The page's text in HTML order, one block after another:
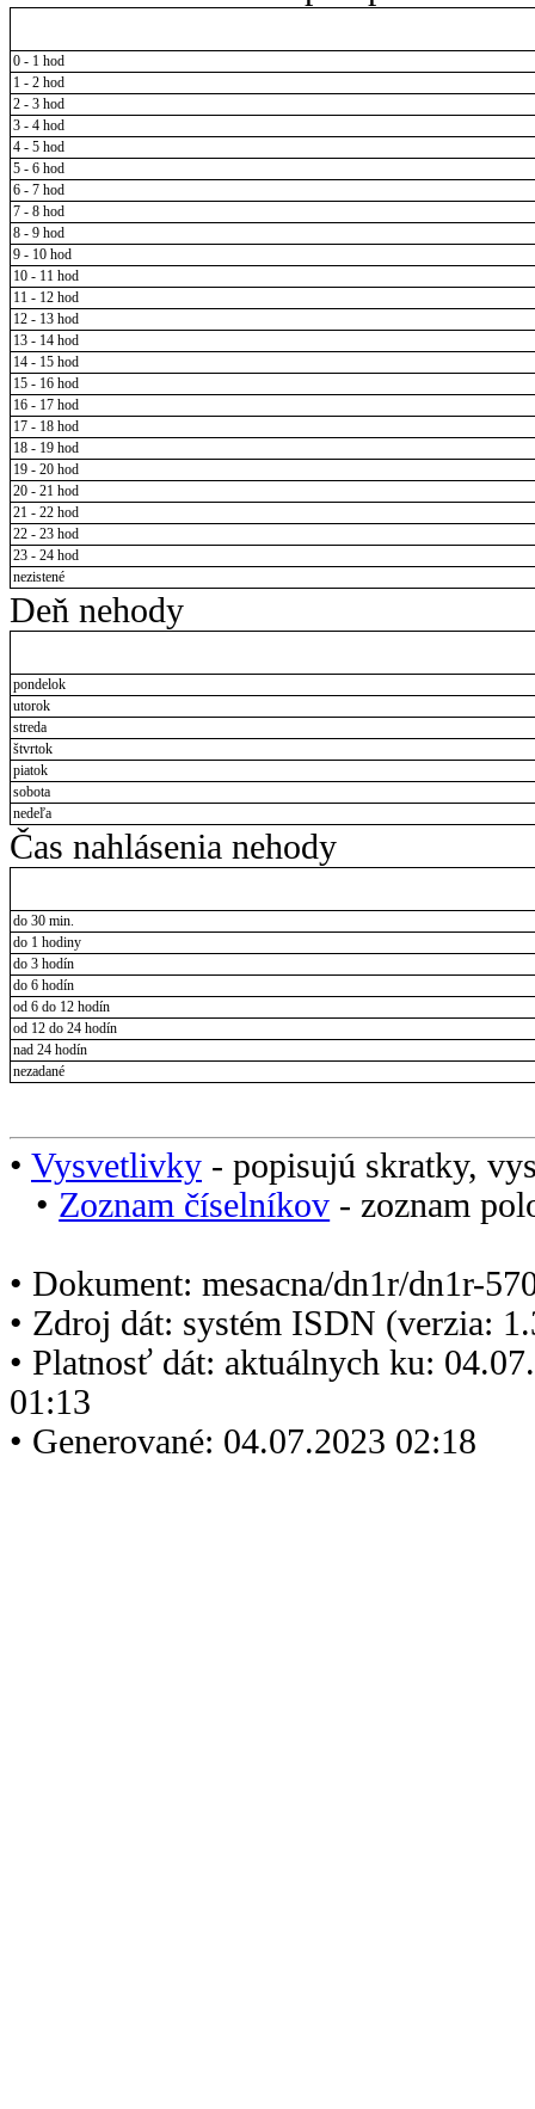
0 - 1 hod
1 - 2 hod
2 - 3 hod
3 - 4 hod
4 - 5 hod
5 - 6 hod
6 - 7 hod
7 - 8 hod
8 - 9 hod
9 - 10 hod
10 - 11 hod
11 - 12 hod
12 - 13 hod
13 - 14 hod
14 - 15 hod
15 - 16 hod
16 - 17 hod
17 - 18 hod
18 - 19 hod
19 - 20 hod
20 - 21 hod
21 - 22 hod
22 - 23 hod
23 - 24 hod
nezistené
Deň nehody
pondelok
utorok
streda
štvrtok
piatok
sobota
nedeľa
Čas nahlásenia nehody
do 30 min.
do 1 hodiny
do 3 hodín
do 6 hodín
od 6 do 12 hodín
od 12 do 24 hodín
nad 24 hodín
nezadané
• Vysvetlivky - popisujú skratky,
• Zoznam číselníkov - zoznam
• Dokument: mesacna/dn1r/dn1r-
• Zdroj dát: systém ISDN (verzia:
• Platnosť dát: aktuálnych ku:
01:13
• Generované: 04.07.2023 02:18